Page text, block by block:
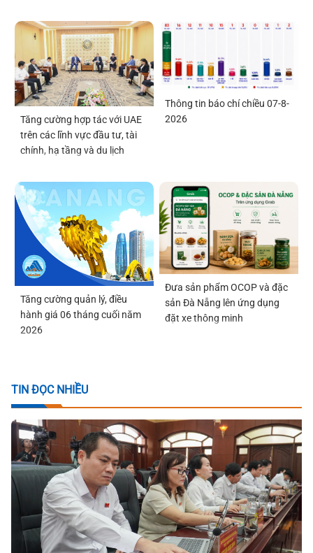
Tăng cường hợp tác với UAE
trên các lĩnh vực đầu tư, tài
chính, hạ tầng và du lịch
Thông tin báo chí chiều 07-8-
2026
Tăng cường quản lý, điều
hành giá 06 tháng cuối năm
2026
Đưa sản phẩm OCOP và đặc
sản Đà Nẵng lên ứng dụng
đặt xe thông minh
TIN ĐỌC NHIỀU